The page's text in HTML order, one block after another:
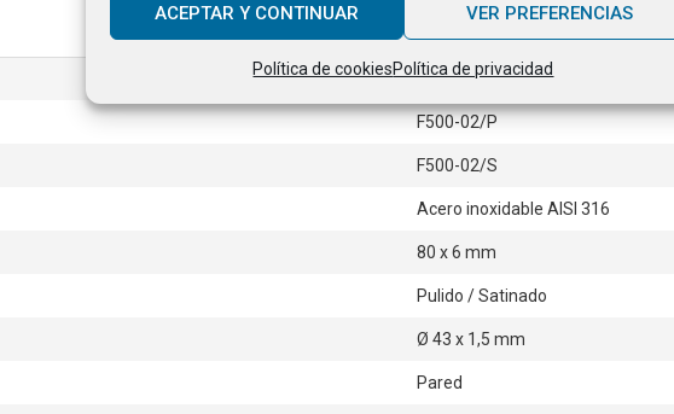
ACEPTAR Y CONTINUAR VER PREFERENCIAS
Política de cookiesPolítica de privacidad
Valor
F500-02/P
F500-02/S
Acero inoxidable AISI 316
80 x 6 mm
Pulido / Satinado
Ø 43 x 1,5 mm
Pared